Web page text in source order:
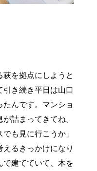
を拠点にしようと
引き続き平日は山口
んです。マンショ
詰まってきてね。
も見に行こうか」
るきっかけになり
で建てていて、木を